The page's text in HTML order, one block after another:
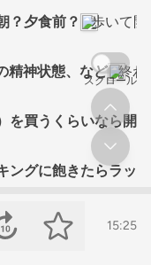
15:25
？夕食前？ 歩いて
精神状態、など 終わ
を買うくらいなら開
ングに飽きたらラッ
ズの選び方 歩いて
スクロール